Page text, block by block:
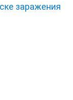
заражения